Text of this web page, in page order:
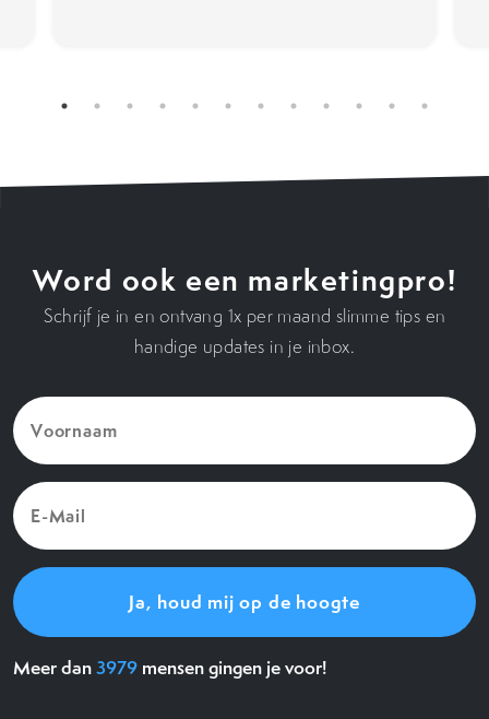
Word ook een marketingpro!
Schrijf je in en ontvang 1x per maand slimme tips en
handige updates in je inbox.
Voornaam
(Vereist)
E-
Mail
(Vereist)
Meer dan3979 mensen gingen je voor!